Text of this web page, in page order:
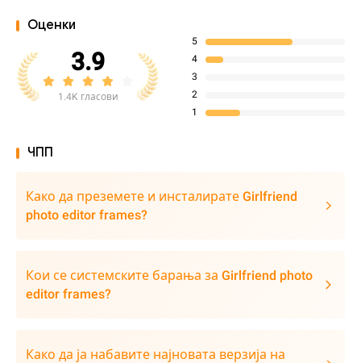
Оценки
3.9
1.4K гласови
5
4
3
2
1
ЧПП
Како да преземете и инсталирате Girlfriend
photo editor frames?
Кои се системските барања за Girlfriend photo
editor frames?
Како да ја набавите најновата верзија на